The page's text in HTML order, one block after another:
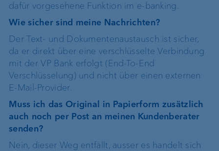
dafür vorgesehene Funktion im e-banking.
Wie sicher sind meine Nachrichten?
Der Text- und Dokumentenaustausch ist sicher,
da er direkt über eine verschlüsselte Verbindung
mit der VP Bank erfolgt (End-To-End
Verschlüsselung) und nicht über einen externen
E-Mail-Provider.
Muss ich das Original in Papierform zusätzlich
auch noch per Post an meinen Kundenberater
senden?
Nein, dieser Weg entfällt, ausser es handelt sich